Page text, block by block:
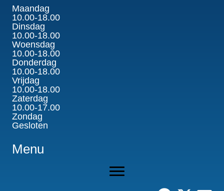
Maandag
10.00-18.00
Dinsdag
10.00-18.00
Woensdag
10.00-18.00
Donderdag
10.00-18.00
Vrijdag
10.00-18.00
Zaterdag
10.00-17.00
Zondag
Gesloten
Menu